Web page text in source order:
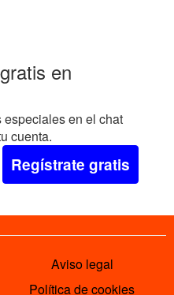
en
en el chat
cuenta.
Regístrate gratis
Aviso legal
Política de cookies